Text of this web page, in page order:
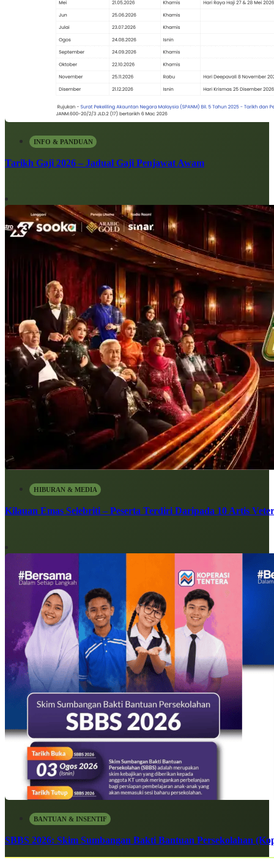
INFO & PANDUAN
Tarikh Gaji 2026 – Jadual Gaji Penjawat Awam
HIBURAN & MEDIA
Kilauan Emas Selebriti – Peserta Terdiri Daripada 10 Artis
BANTUAN & INSENTIF
SBBS 2026: Skim Sumbangan Bakti Bantuan Persekolahan